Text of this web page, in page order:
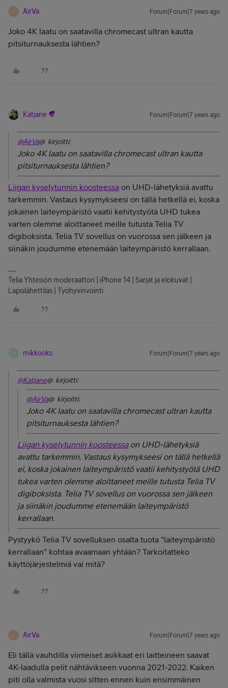
A AirVa Forum|Forum|7 years ago
Joko 4K laatu on saatavilla chromecast ultran kautta
pitsiturnauksesta lähtien?
Katjane Forum|Forum|7 years ago
@AirVa@ kirjoitti:
Joko 4K laatu on saatavilla chromecast ultran kautta
pitsiturnauksesta lähtien?
Liigan kyselytunnin koosteessa on UHD-lähetyksiä avattu
tarkemmin. Vastaus kysymykseesi on tällä hetkellä ei, koska
jokainen laiteympäristö vaatii kehitystyötä UHD tukea
varten olemme aloittaneet meille tutusta Telia TV
digiboksista. Telia TV sovellus on vuorossa sen jälkeen ja
siinäkin joudumme etenemään laiteympäristö kerrallaan.
Telia Yhteisön moderaattori | iPhone 14 | Sarjat ja elokuvat |
Lapsilähettiläs | Työhyvinvointi
mikkooks Forum|Forum|7 years ago
@Katjane@ kirjoitti:
@AirVa@ kirjoitti:
Joko 4K laatu on saatavilla chromecast ultran kautta
pitsiturnauksesta lähtien?
Liigan kyselytunnin koosteessaon UHD-lähetyksiä
avattu tarkemmin. Vastaus kysymykseesi on tällä hetkellä
ei, koska jokainen laiteympäristö vaatii kehitystyötä UHD
tukea varten olemme aloittaneet meille tutusta Telia TV
digiboksista. Telia TV sovellus on vuorossa sen jälkeen
ja siinäkin joudumme etenemään laiteympäristö
kerrallaan.
Pystyykö Telia TV sovelluksen osalta tuota "laiteympäristö
kerrallaan" kohtaa avaamaan yhtään? Tarkoitatteko
käyttöjärjestelmiä vai mitä?
A AirVa Forum|Forum|7 years ago
Eli tällä vauhdilla viimeiset asikkaat eri laitteineen saavat
4K-laadulla pelit nähtävikseen vuonna 2021-2022. Kaiken
piti olla valmista vuosi sitten ennen kuin ensimmäinen